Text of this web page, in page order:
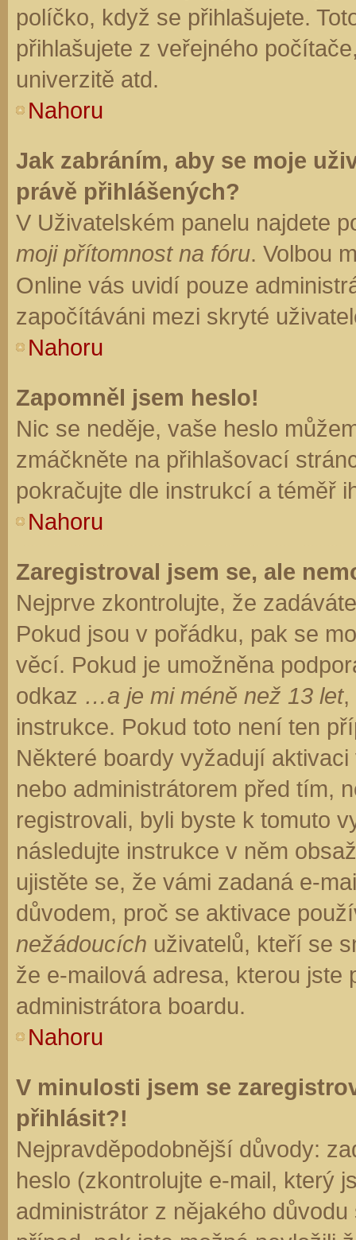
políčko, když se přihlašujete.
přihlašujete z veřejného
univerzitě atd.
Nahoru
Jak zabráním, aby se moje
právě přihlášených?
V Uživatelském panelu najdete
moji přítomnost na fóru. Volbou
Online vás uvidí pouze
započítáváni mezi skryté
Nahoru
Zapomněl jsem heslo!
Nic se neděje, vaše heslo
zmáčkněte na přihlašovací
pokračujte dle instrukcí a téměř
Nahoru
Zaregistroval jsem se, ale
Nejprve zkontrolujte, že
Pokud jsou v pořádku, pak se
věcí. Pokud je umožněna
odkaz …a je mi méně než 13 let,
instrukce. Pokud toto není ten
Některé boardy vyžadují
nebo administrátorem před tím,
registrovali, byli byste k tomuto
následujte instrukce v něm
ujistěte se, že vámi zadaná e-
důvodem, proč se aktivace
nežádoucích uživatelů, kteří se
že e-mailová adresa, kterou jste
administrátora boardu.
Nahoru
V minulosti jsem se
přihlásit?!
Nejpravděpodobnější důvody:
heslo (zkontrolujte e-mail, který
administrátor z nějakého